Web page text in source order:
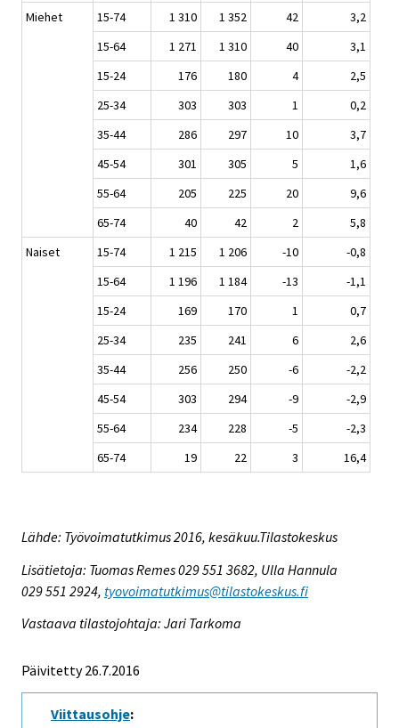
Miehet
15-74 1 310 1 352 42
3,2
15-64
1 271 1 310 40
3,1
15-24
176 180 4
2,5
25-34
303 303 1
0,2
35-44
286 297 10
3,7
45-54
301 305 5
1,6
55-64
205 225 20
9,6
65-74
40 42 2
5,8
Naiset
15-74 1 215 1 206 -10
-0,8
15-64
1 196 1 184 -13
-1,1
15-24
169 170 1
0,7
25-34
235 241 6
2,6
35-44
256 250 -6
-2,2
45-54
303 294 -9
-2,9
55-64
234 228 -5
-2,3
65-74
19 22 3 16,4
Lähde: Työvoimatutkimus 2016, kesäkuu.Tilastokeskus
Lisätietoja: Tuomas Remes 029 551 3682, Ulla Hannula
029 551 2924, tyovoimatutkimus@tilastokeskus.fi
Vastaava tilastojohtaja: Jari Tarkoma
Päivitetty 26.7.2016
Viittausohje: